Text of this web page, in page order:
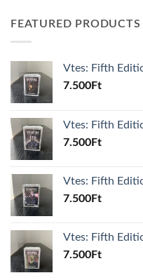
FEATURED PRODUCTS
Vtes: Fifth
7.500Ft
Vtes: Fifth
7.500Ft
Vtes: Fifth
7.500Ft
Vtes: Fifth
7.500Ft